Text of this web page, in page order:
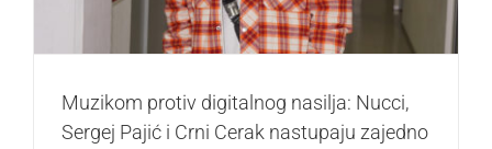
Muzikom protiv digitalnog nasilja: Nucci,
Sergej Pajić i Crni Cerak nastupaju zajedno